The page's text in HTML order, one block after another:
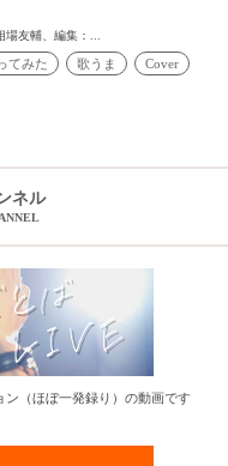
友輔、編集：...
てみた 歌うま Cover
ネル
ン（ほぼ一発録り）の動画です